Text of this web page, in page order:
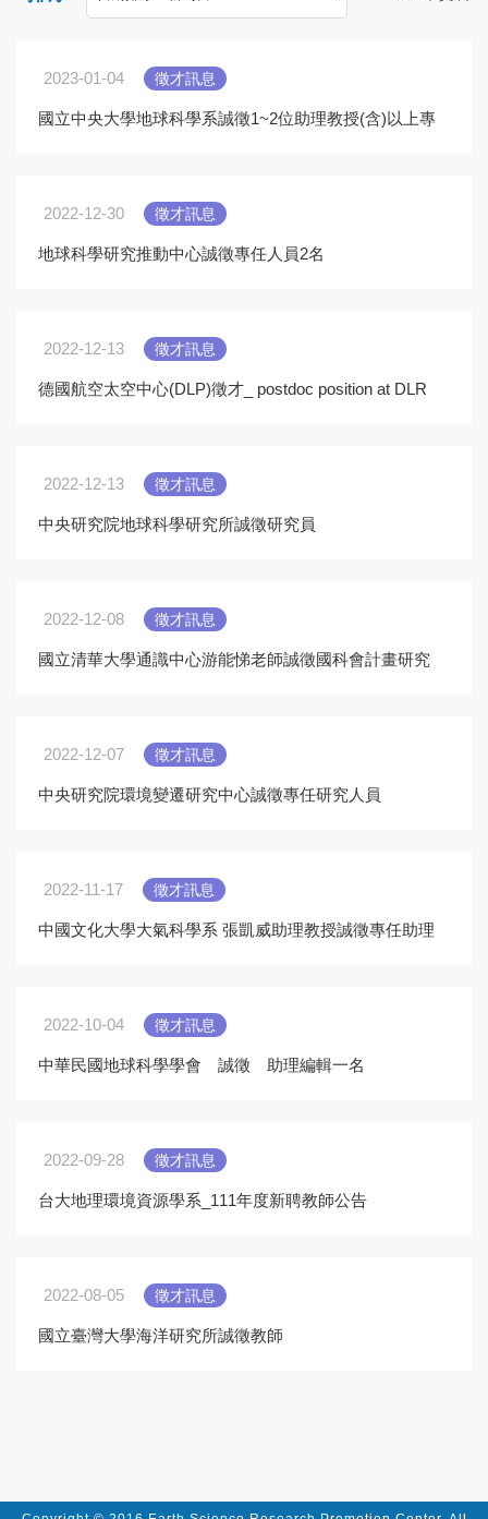
2023-01-04 徵才訊息
國立中央大學地球科學系誠徵1~2位助理教授(含)以上專
2022-12-30 徵才訊息
地球科學研究推動中心誠徵專任人員2名
2022-12-13 徵才訊息
德國航空太空中心(DLP)徵才_ postdoc position at DLR
2022-12-13 徵才訊息
中央研究院地球科學研究所誠徵研究員
2022-12-08 徵才訊息
國立清華大學通識中心游能悌老師誠徵國科會計畫研究
2022-12-07 徵才訊息
中央研究院環境變遷研究中心誠徵專任研究人員
2022-11-17 徵才訊息
中國文化大學大氣科學系 張凱威助理教授誠徵專任助理
2022-10-04 徵才訊息
中華民國地球科學學會 誠徵 助理編輯一名
2022-09-28 徵才訊息
台大地理環境資源學系_111年度新聘教師公告
2022-08-05 徵才訊息
國立臺灣大學海洋研究所誠徵教師